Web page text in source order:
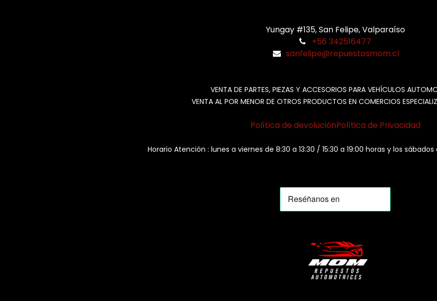
Yungay #135, San Felipe, Valparaíso
+56 342516477
sanfelipe@repuestosmom.cl
VENTA DE PARTES, PIEZAS Y ACCESORIOS PARA VEHÍCULOS
VENTA AL POR MENOR DE OTROS PRODUCTOS EN COMERCIOS
Política de devoluciónPolítica de Privacidad
Horario Atención : lunes a viernes de 8:30 a 13:30 / 15:30 a 19:00 horas y los sábados